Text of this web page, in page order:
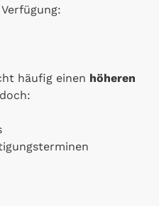
häufig einen höheren